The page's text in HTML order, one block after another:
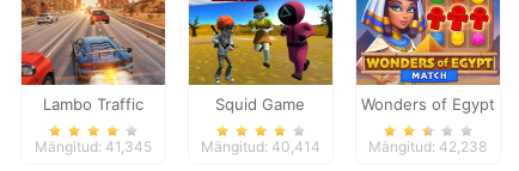
Lambo Traffic
Racer
Mängitud: 41,345
Squid Game
Shooter
Mängitud: 40,414
Wonders of Egypt
Match
Mängitud: 42,238